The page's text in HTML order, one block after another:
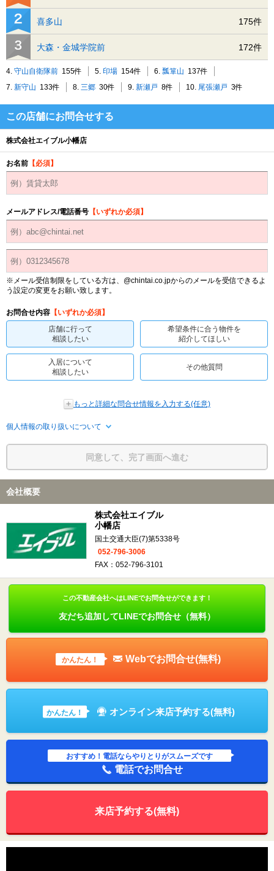
喜多山 175件
大森・金城学院前 172件
4. 守山自衛隊前 155件 5. 印場 154件 6. 瓢箪山 137件
7. 新守山 133件 8. 三郷 30件 9. 新瀬戸 8件 10. 尾張瀬戸 3件
この店舗にお問合せする
株式会社エイブル小幡店
お名前 【必須】
メールアドレス/電話番号 【いずれか必須】
※メール受信制限をしている方は、@chintai.co.jpからのメールを受信できるよ
う設定の変更をお願い致します。
お問合せ内容 【いずれか必須】
店舗に行って
相談したい
希望条件に合う物件を
紹介してほしい
入居について
相談したい
その他質問
もっと詳細な問合せ情報を入力する(任意)
個人情報の取り扱いについて
同意して、完了画面へ進む
会社概要
株式会社エイブル
小幡店
国土交通大臣(7)第5338号
052-796-3006
FAX：052-796-3101
この不動産会社へはLINEでお問合せができます！
友だち追加してLINEでお問合せ（無料）
かんたん！ Webでお問合せ(無料)
かんたん！ オンライン来店予約する(無料)
おすすめ！電話ならやりとりがスムーズです
電話でお問合せ
来店予約する(無料)